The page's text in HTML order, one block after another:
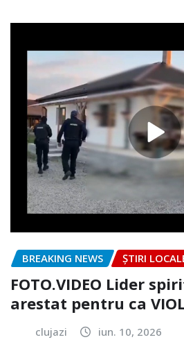
BREAKING NEWS ȘTIRI
FOTO.VIDEO Lider
arestat pentru ca
clujazi iun. 10, 2026